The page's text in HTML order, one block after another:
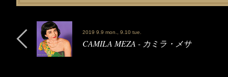
2019 9.9 mon., 9.10 tue.
CAMILA MEZA - カミラ・メサ